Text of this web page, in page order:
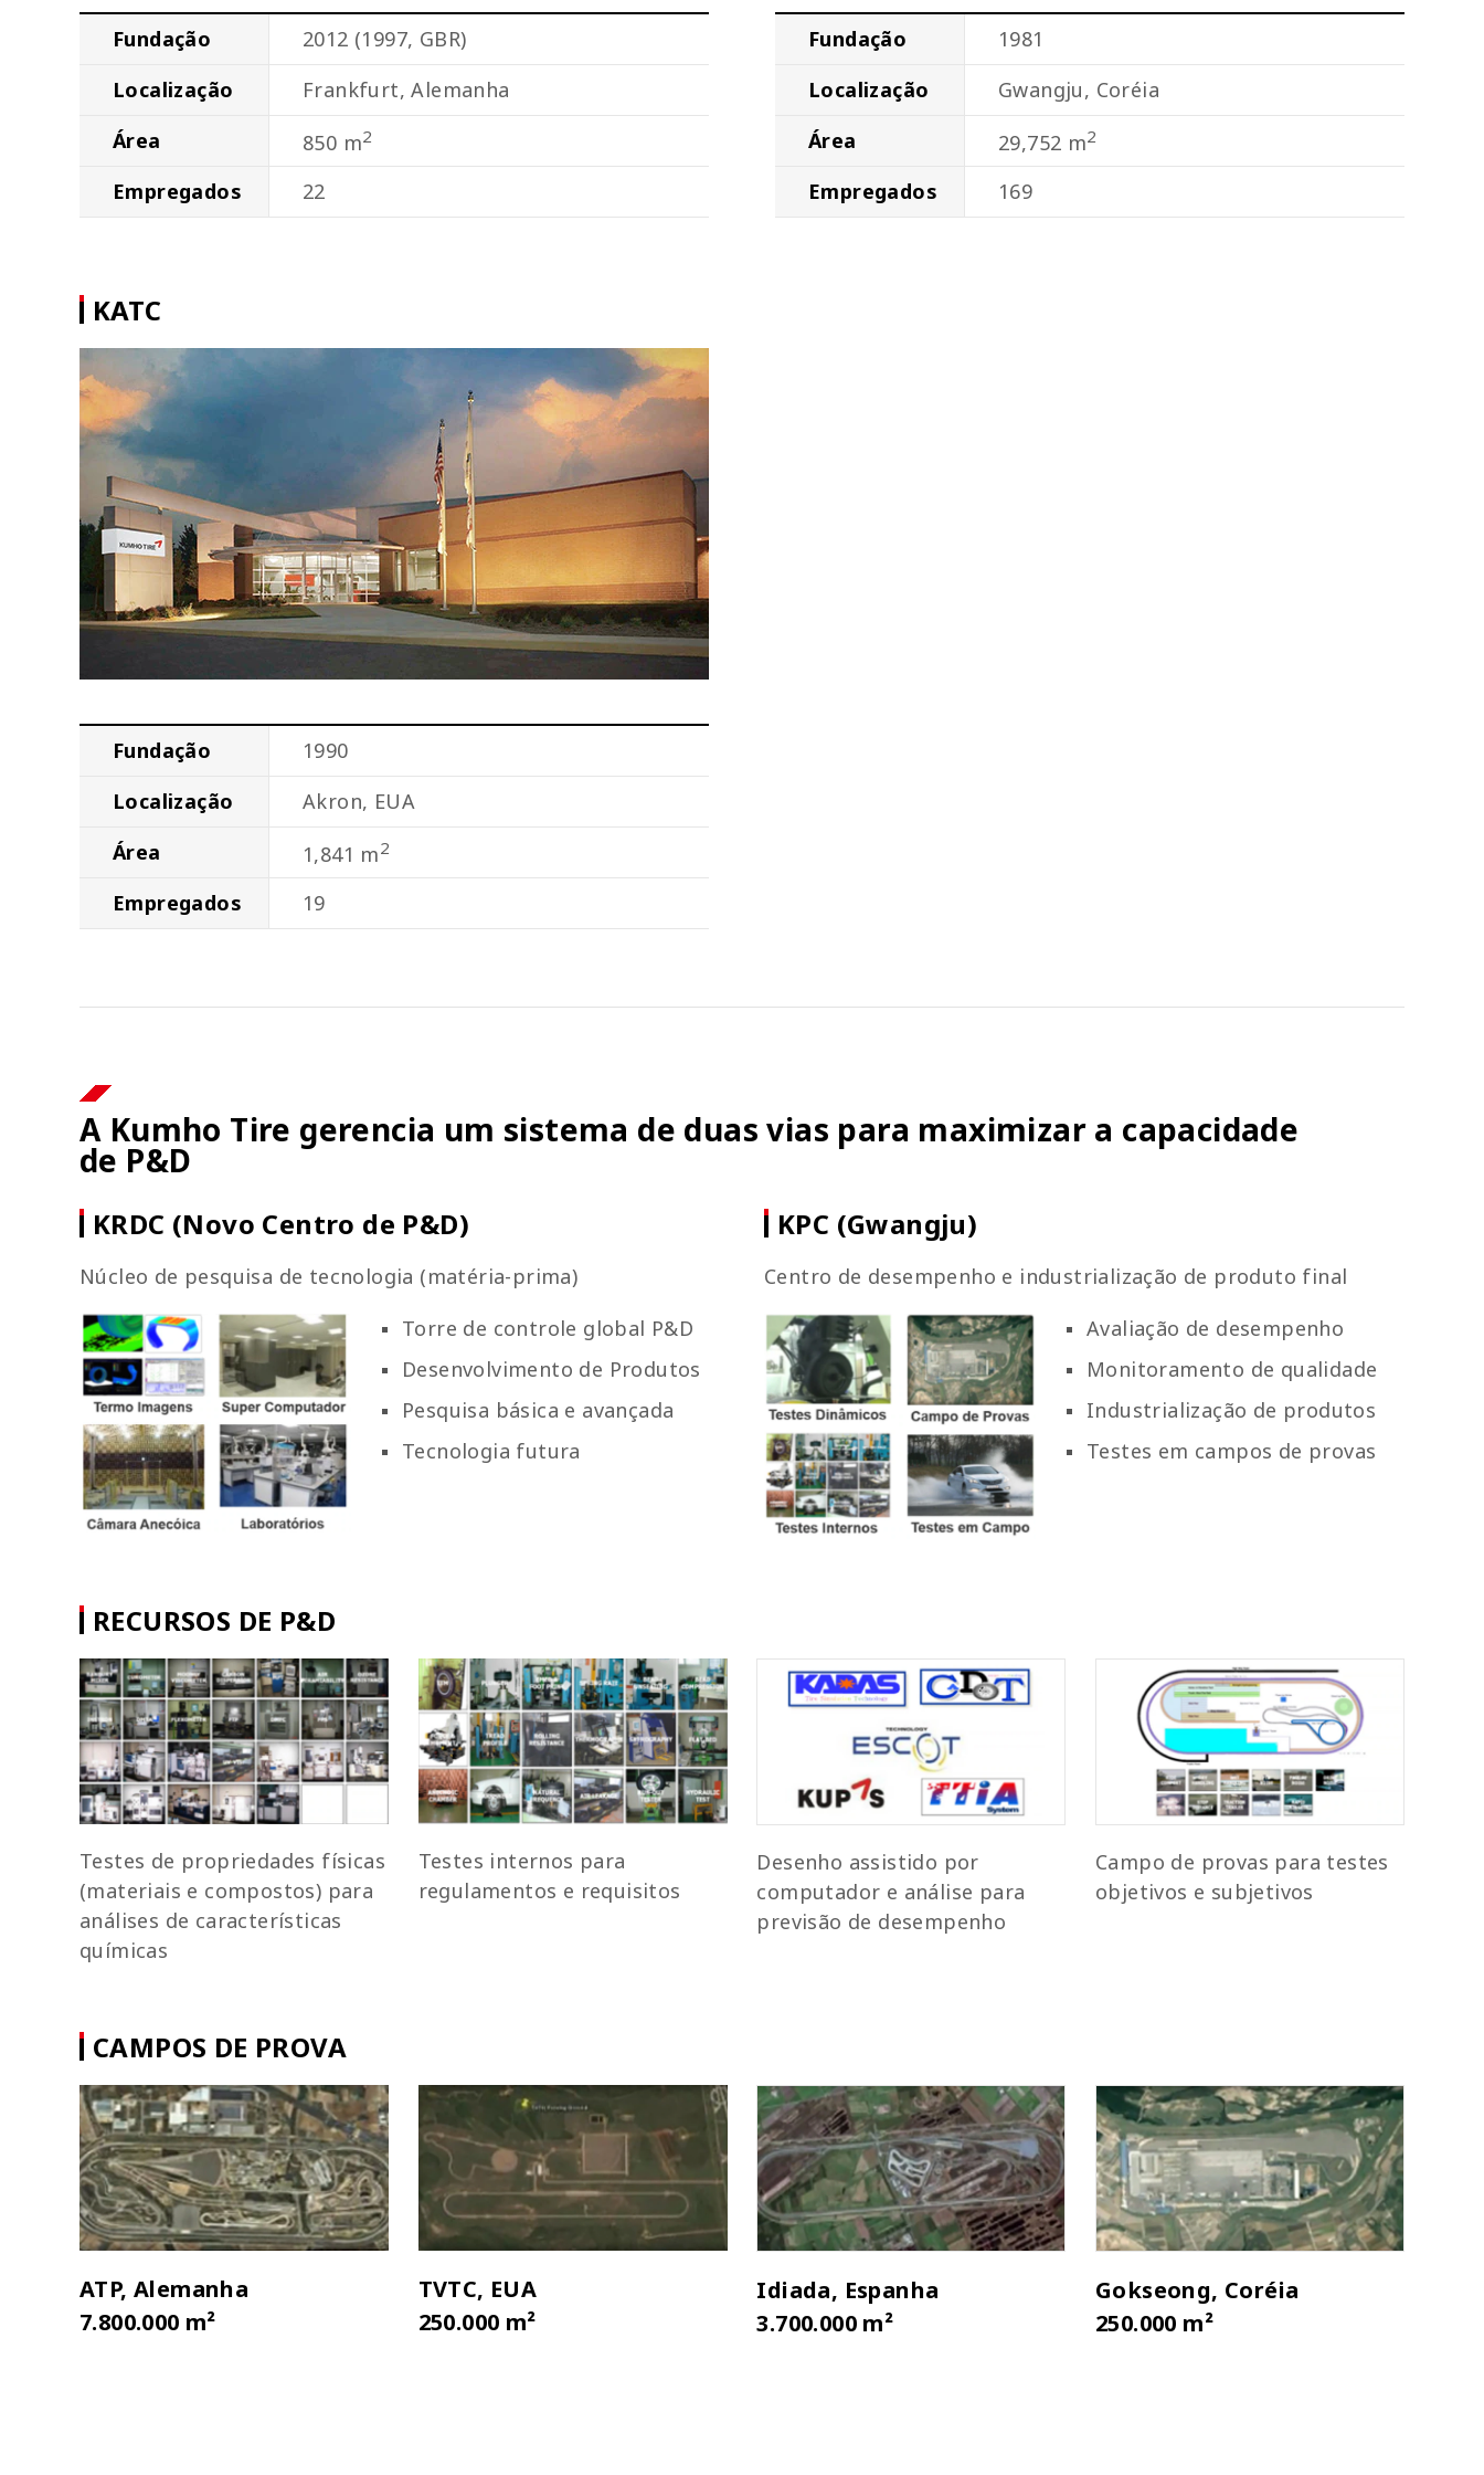
Fundação
2012 (1997, GBR)
Localização
Frankfurt, Alemanha
Área
850 m2
Empregados 22
Fundação
1981
Localização
Gwangju, Coréia
Área
29,752 m2
Empregados 169
KATC
Fundação
1990
Localização
Akron, EUA
Área
1,841 m2
Empregados 19
A Kumho Tire gerencia um sistema de duas vias para maximizar a capacidade
de P&D
KRDC (Novo Centro de P&D)
Núcleo de pesquisa de tecnologia (matéria-prima)
Torre de controle global P&D
Desenvolvimento de Produtos
Pesquisa básica e avançada
Tecnologia futura
KPC (Gwangju)
Centro de desempenho e industrialização de produto final
Avaliação de desempenho
Monitoramento de qualidade
Industrialização de produtos
Testes em campos de provas
RECURSOS DE P&D
Testes de propriedades físicas
(materiais e compostos) para
análises de características
químicas
Testes internos para
regulamentos e requisitos
Desenho assistido por
computador e análise para
previsão de desempenho
Campo de provas para testes
objetivos e subjetivos
CAMPOS DE PROVA
ATP, Alemanha
7.800.000 m²
TVTC, EUA
250.000 m²
Idiada, Espanha
3.700.000 m²
Gokseong, Coréia
250.000 m²